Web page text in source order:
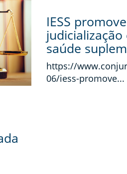
IESS
saúde
https://
06/iess-promove...